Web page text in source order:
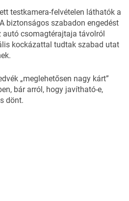
testkamera-felvételen láthatók a
biztonságos szabadon engedést
autó csomagtérajtaja távolról
kockázattal tudtak szabad utat
„meglehetősen nagy kárt”
bár arról, hogy javítható-e,
dönt.